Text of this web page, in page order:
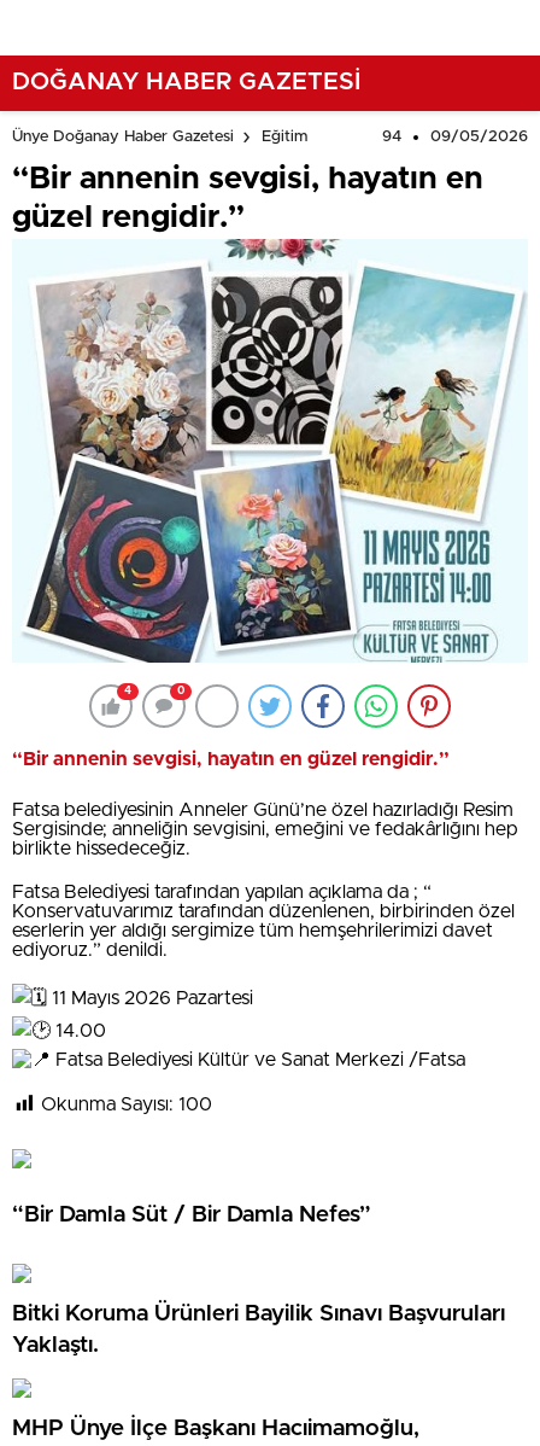
DOĞANAY HABER GAZETESİ
Ünye Doğanay Haber Gazetesi Eğitim 94 09/05/2026
“Bir annenin sevgisi, hayatın en
güzel rengidir.”
4 0
“Bir annenin sevgisi, hayatın en güzel rengidir.”
Fatsa belediyesinin Anneler Günü’ne özel hazırladığı Resim
Sergisinde; anneliğin sevgisini, emeğini ve fedakârlığını hep
birlikte hissedeceğiz.
Fatsa Belediyesi tarafından yapılan açıklama da ; “
Konservatuvarımız tarafından düzenlenen, birbirinden özel
eserlerin yer aldığı sergimize tüm hemşehrilerimizi davet
ediyoruz.” denildi.
11 Mayıs 2026 Pazartesi
14.00
Fatsa Belediyesi Kültür ve Sanat Merkezi /Fatsa
Okunma Sayısı: 100
“Bir Damla Süt / Bir Damla Nefes”
Bitki Koruma Ürünleri Bayilik Sınavı Başvuruları
Yaklaştı.
MHP Ünye İlçe Başkanı Hacıimamoğlu,